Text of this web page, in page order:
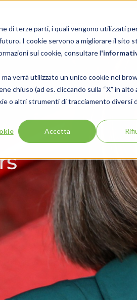
di terze parti, i quali vengono utilizzati
I cookie servono a migliorare il sito
sui cookie, consultare l'
verrà utilizzato un unico cookie nel
chiuso (ad es. cliccando sulla “X” in alto
o altri strumenti di tracciamento diversi
Accetta
Casi di successo Chi